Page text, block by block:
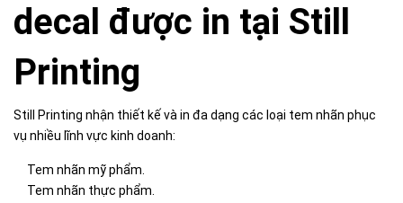
decal được in tại Still
Printing
Still Printing nhận thiết kế và in đa dạng các loại tem nhãn phục
vụ nhiều lĩnh vực kinh doanh:
Tem nhãn mỹ phẩm.
Tem nhãn thực phẩm.